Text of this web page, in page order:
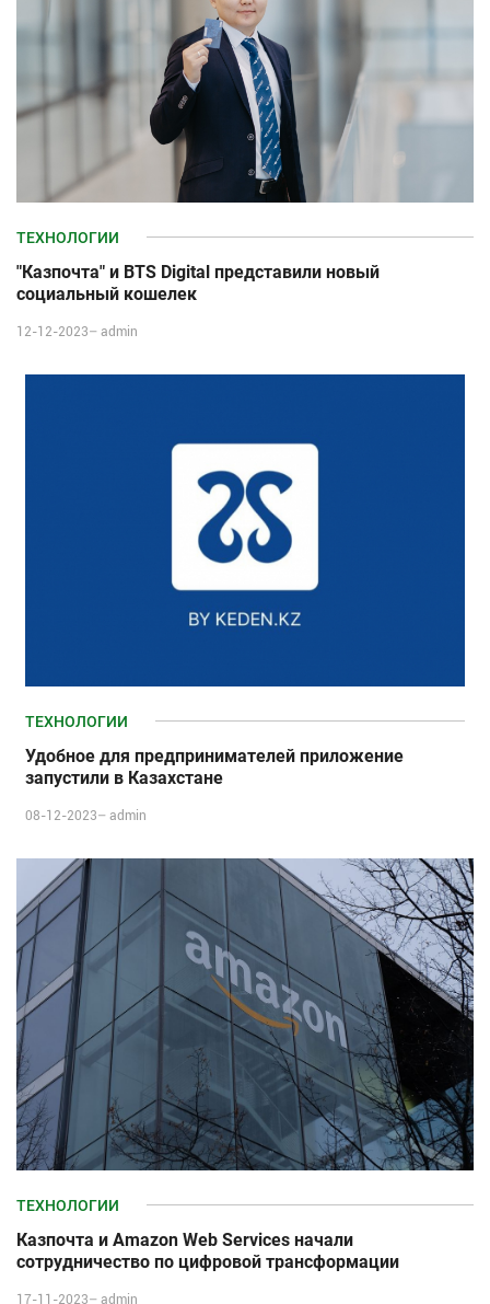
ТЕХНОЛОГИИ
"Казпочта" и BTS Digital представили новый
cоциальный кошелек
12-12-2023– admin
ТЕХНОЛОГИИ
Удобное для предпринимателей приложение
запустили в Казахстане
08-12-2023–admin
ТЕХНОЛОГИИ
Казпочта и Amazon Web Services начали
сотрудничество по цифровой трансформации
17-11-2023– admin